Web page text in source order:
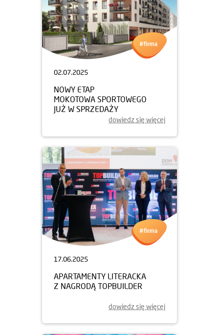
02.07.2025
NOWY ETAP
MOKOTOWA SPORTOWEGO
JUŻ W SPRZEDAŻY
dowiedz się więcej
17.06.2025
APARTAMENTY LITERACKA
Z NAGRODĄ TOPBUILDER
dowiedz się więcej